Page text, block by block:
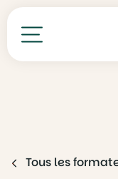
Toutes nos
Tous les